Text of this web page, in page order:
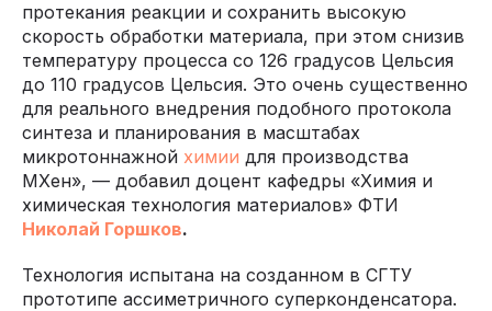
протекания реакции и сохранить высокую
скорость обработки материала, при этом снизив
температуру процесса со 126 градусов Цельсия
до 110 градусов Цельсия. Это очень существенно
для реального внедрения подобного протокола
синтеза и планирования в масштабах
микротоннажной химии для производства
MXен», — добавил доцент кафедры «Химия и
химическая технология материалов» ФТИ
Николай Горшков.
Технология испытана на созданном в СГТУ
прототипе ассиметричного суперконденсатора.